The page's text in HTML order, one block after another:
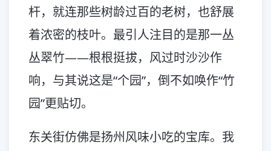
杆，就连那些树龄过百的老树，也舒展
着浓密的枝叶。最引人注目的是那一丛
丛翠竹——根根挺拔，风过时沙沙作
响，与其说这是“个园”，倒不如唤作“竹
园”更贴切。
东关街仿佛是扬州风味小吃的宝库。我